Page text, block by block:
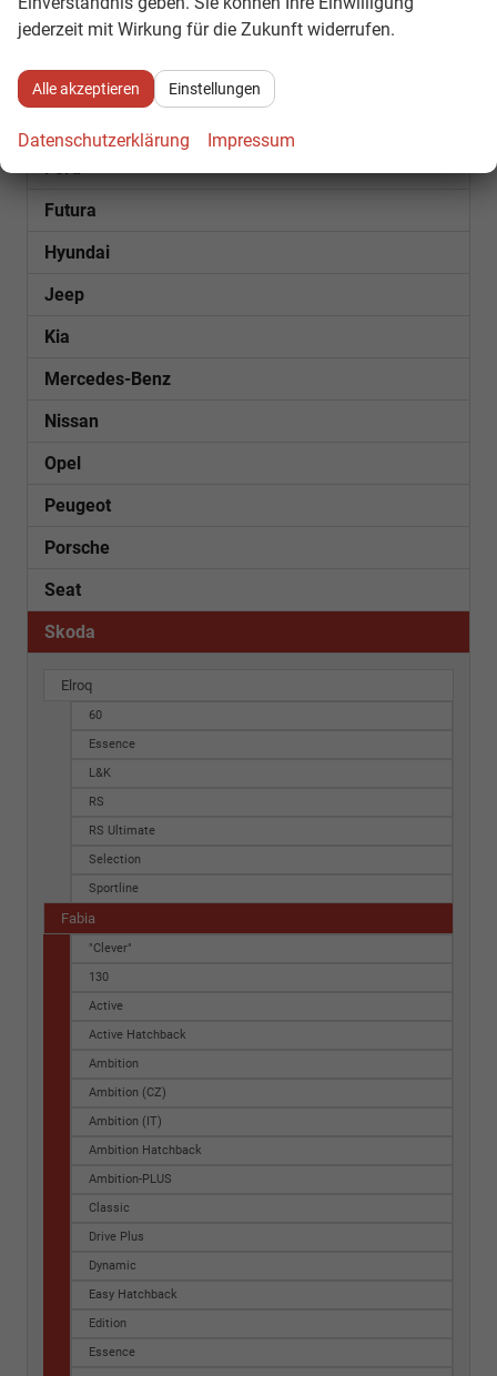
Cupra
Dacia
Ford
Futura
Hyundai
Jeep
Kia
Mercedes-Benz
Nissan
Opel
Peugeot
Porsche
Seat
Skoda
Elroq
60
Essence
L&K
RS
RS Ultimate
Selection
Sportline
Fabia
"Clever"
130
Active
Active Hatchback
Ambition
Ambition (CZ)
Ambition (IT)
Ambition Hatchback
Ambition-PLUS
Classic
Drive Plus
Dynamic
Easy Hatchback
Edition
Essence
jederzeit mit Wirkung für die Zukunft widerrufen.
Alle akzeptieren Einstellungen
Datenschutzerklärung Impressum